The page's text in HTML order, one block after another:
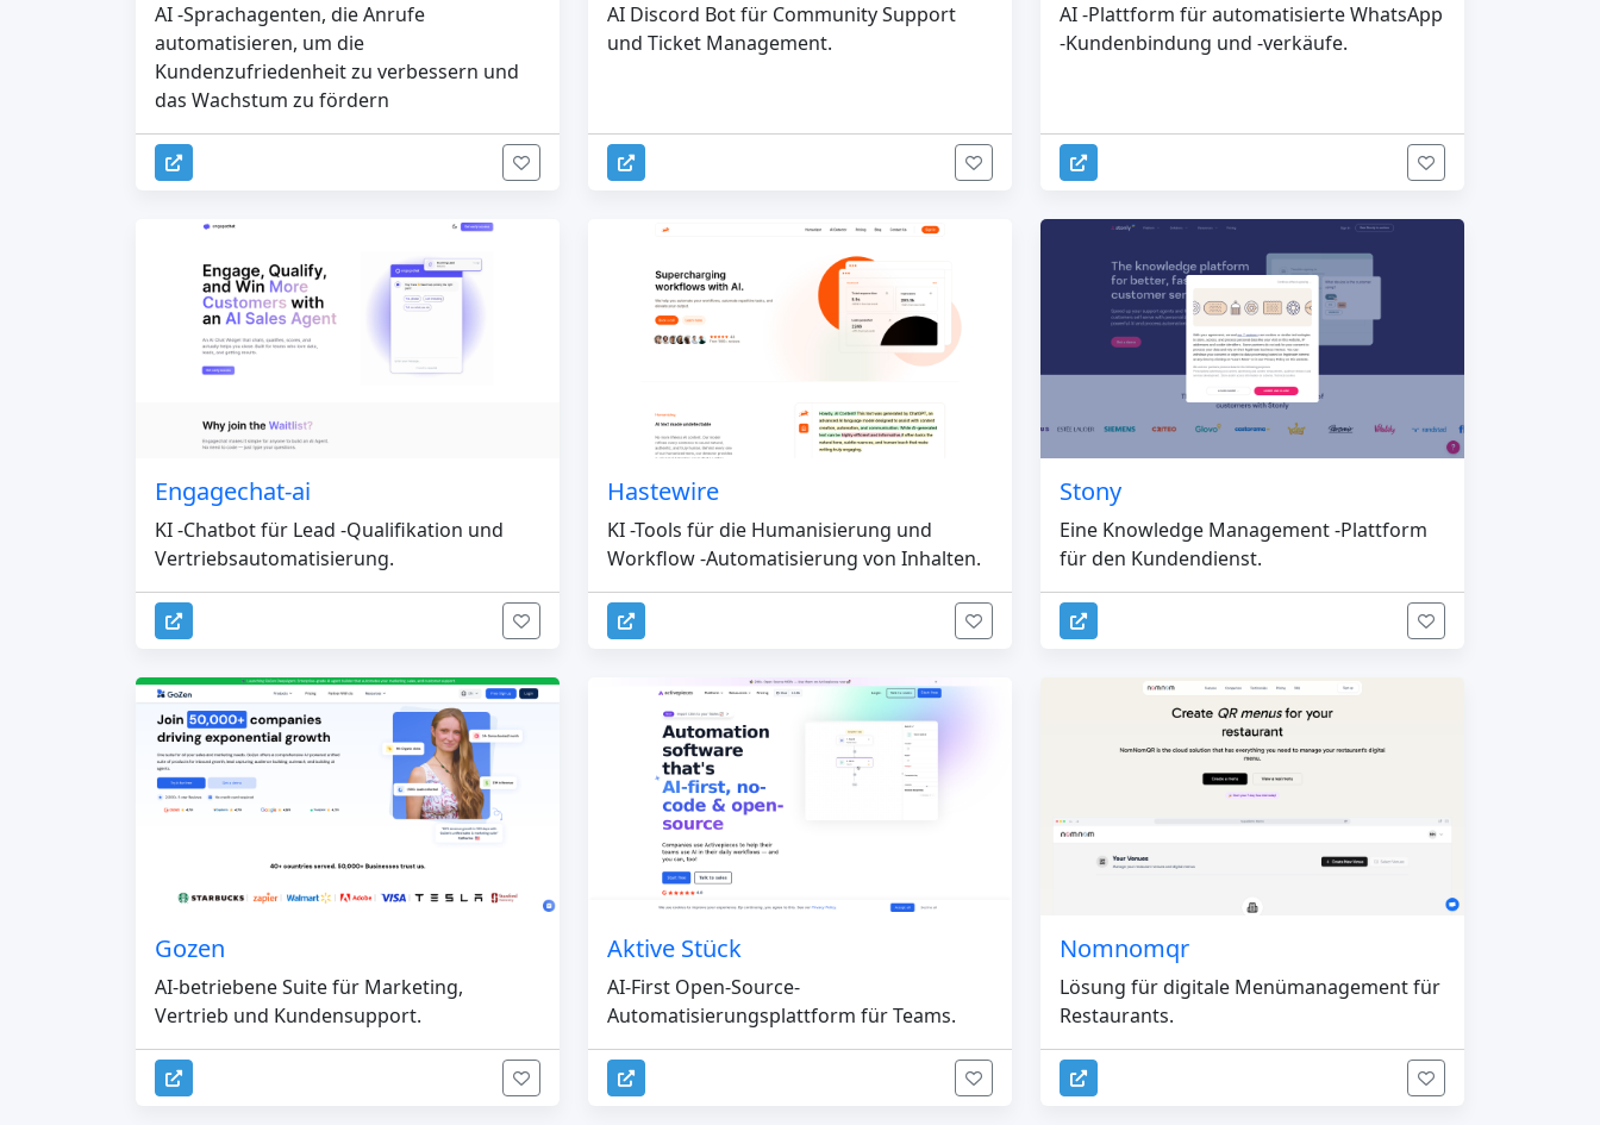
AI -Sprachagenten, die Anrufe
automatisieren, um die
Kundenzufriedenheit zu verbessern und
das Wachstum zu fördern
AI Discord Bot für Community Support
und Ticket Management.
AI -Plattform für automatisierte WhatsApp
-Kundenbindung und -verkäufe.
Engagechat-ai
KI -Chatbot für Lead -Qualifikation und
Vertriebsautomatisierung.
Hastewire
KI -Tools für die Humanisierung und
Workflow -Automatisierung von Inhalten.
Stony
Eine Knowledge Management -Plattform
für den Kundendienst.
Gozen
AI-betriebene Suite für Marketing,
Vertrieb und Kundensupport.
Aktive Stück
AI-First Open-Source-
Automatisierungsplattform für Teams.
Nomnomqr
Lösung für digitale Menümanagement für
Restaurants.